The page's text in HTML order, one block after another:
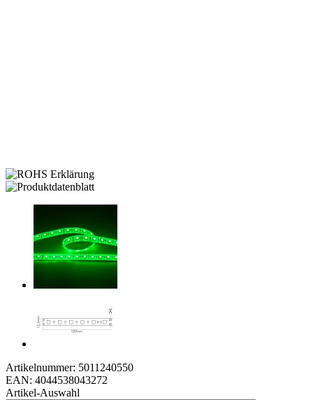
Artikelnummer: 5011240550
EAN: 4044538043272
Artikel-Auswahl